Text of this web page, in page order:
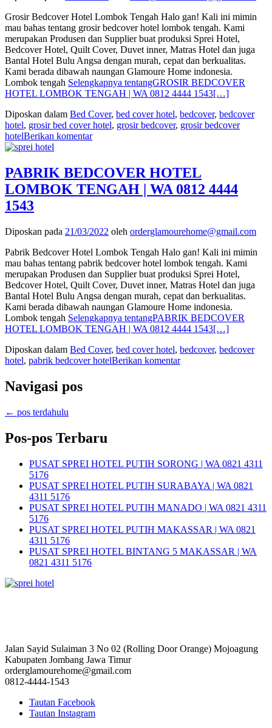
Grosir Bedcover Hotel Lombok Tengah Halo gan! Kali ini mimin
mau bahas tentang grosir bedcover hotel lombok tengah. Kami
merupakan Produsen dan Supplier buat produksi Sprei Hotel,
Bedcover Hotel, Quilt Cover, Duvet inner, Matras Hotel dan juga
Bantal Hotel Bulu Angsa dengan murah, cepat dan berkualitas.
Kami berada dibawah naungan Glamoure Home indonesia.
Lombok tengah Selengkapnya tentangGROSIR BEDCOVER
HOTEL LOMBOK TENGAH | WA 0812 4444 1543[…]
Diposkan dalam Bed Cover, bed cover hotel, bedcover, bedcover
hotel, grosir bed cover hotel, grosir bedcover, grosir bedcover
hotelBerikan komentar
PABRIK BEDCOVER HOTEL
LOMBOK TENGAH | WA 0812 4444
1543
Diposkan pada 21/03/2022 oleh orderglamourehome@gmail.com
Pabrik Bedcover Hotel Lombok Tengah Halo gan! Kali ini mimin
mau bahas tentang pabrik bedcover hotel lombok tengah. Kami
merupakan Produsen dan Supplier buat produksi Sprei Hotel,
Bedcover Hotel, Quilt Cover, Duvet inner, Matras Hotel dan juga
Bantal Hotel Bulu Angsa dengan murah, cepat dan berkualitas.
Kami berada dibawah naungan Glamoure Home indonesia.
Lombok tengah Selengkapnya tentangPABRIK BEDCOVER
HOTEL LOMBOK TENGAH | WA 0812 4444 1543[…]
Diposkan dalam Bed Cover, bed cover hotel, bedcover, bedcover
hotel, pabrik bedcover hotelBerikan komentar
Navigasi pos
← pos terdahulu
Pos-pos Terbaru
PUSAT SPREI HOTEL PUTIH SORONG | WA 0821 4311
5176
PUSAT SPREI HOTEL PUTIH SURABAYA | WA 0821
4311 5176
PUSAT SPREI HOTEL PUTIH MANADO | WA 0821 4311
5176
PUSAT SPREI HOTEL PUTIH MAKASSAR | WA 0821
4311 5176
PUSAT SPREI HOTEL BINTANG 5 MAKASSAR | WA
0821 4311 5176
Jalan Sayid Sulaiman 3 No 02 (Rolling Door Orange) Mojoagung
Kabupaten Jombang Jawa Timur
orderglamourehome@gmail.com
0812-4444-1543
Tautan Facebook
Tautan Instagram